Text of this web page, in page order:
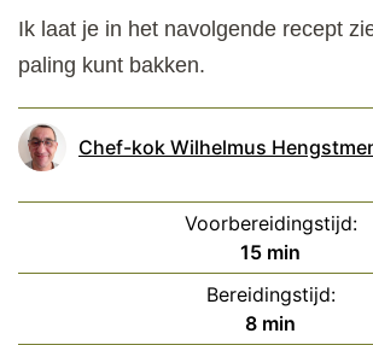
Ik laat je in het navolgende recept
paling kunt bakken.
Chef-kok Wilhelmus
Voorbereidingstijd:
15minuten
min
Bereidingstijd:
8minuten
min